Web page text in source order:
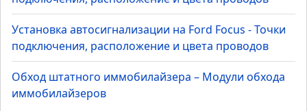
Установка автосигнализации на Лада Приора -
Точки подключения, расположение и цвета
проводов
Установка автосигнализации на Лада Гранта - Точки
подключения, расположение и цвета проводов